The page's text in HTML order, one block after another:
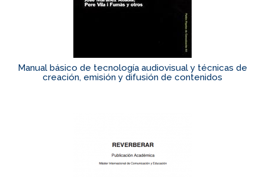
Manual básico de tecnología audiovisual y técnicas de
creación, emisión y difusión de contenidos